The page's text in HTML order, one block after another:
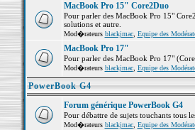
MacBook Pro 15" Core2Duo
Pour parler des MacBook Pro 15"
solutions et autre.
Mod�rateurs blackjmac, Equipe des
MacBook Pro 17"
Pour parler des MacBook Pro 17"
Mod�rateurs blackjmac, Equipe des
PowerBook G4
Forum générique PowerBook G4
Pour débattre de sujets touchants tous
Mod�rateurs blackjmac, Equipe des